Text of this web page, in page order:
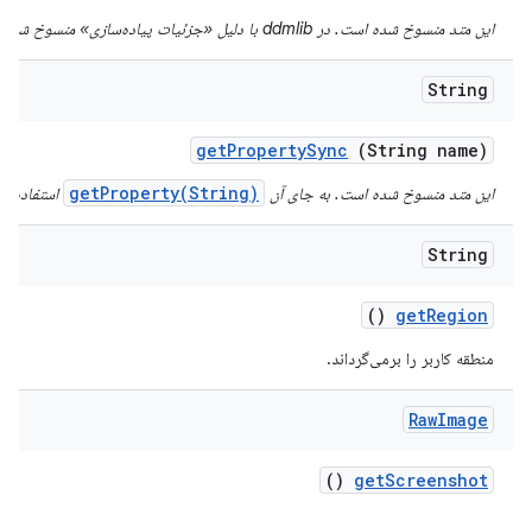
این متد منسوخ شده است. در ddmlib با دلیل «جزئیات پیاده‌سازی» منسوخ شده است.
String
getPropertySync (String name)
این متد منسوخ شده است. به جای آن getProperty(String) استفاده
String
getRegion
()
منطقه کاربر را برمی‌گرداند.
RawImage
getScreenshot
()